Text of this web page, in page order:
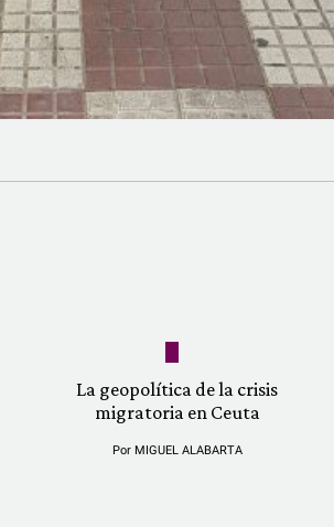
La geopolítica de la crisis
migratoria en Ceuta
Por MIGUEL ALABARTA